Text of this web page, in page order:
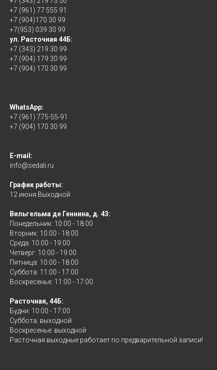
+7 (961) 77 555 91
+7 (904)170 30 99
+7(953) 039 30 99
ул. Расточная 44Б:
+7 (343) 219 30 99
+7 (904) 179 30 99
+7 (904) 170 30 99
WhatsApp:
+7 (961) 775-55-91
+7 (904) 170 30 99
E-mail:
info@sedali.ru
График работы:
12 июня Выходной
Вильгельма де Геннина, д. 43:
Понедельник: 10:00 - 18:00
Вторник: 10:00 - 18:00
Среда: 10:00 - 19:00
Четверг: 10:00 - 19:00
Пятница: 10:00 - 18:00
Суббота: 11:00 - 17:00
Воскресенье: 11:00 - 17:00
Расточная, 44Б:
Будни: 10:00 - 17:00
Суббота: выходной
Воскресенье: выходной
Расточная выходные работает по предварительной записи!